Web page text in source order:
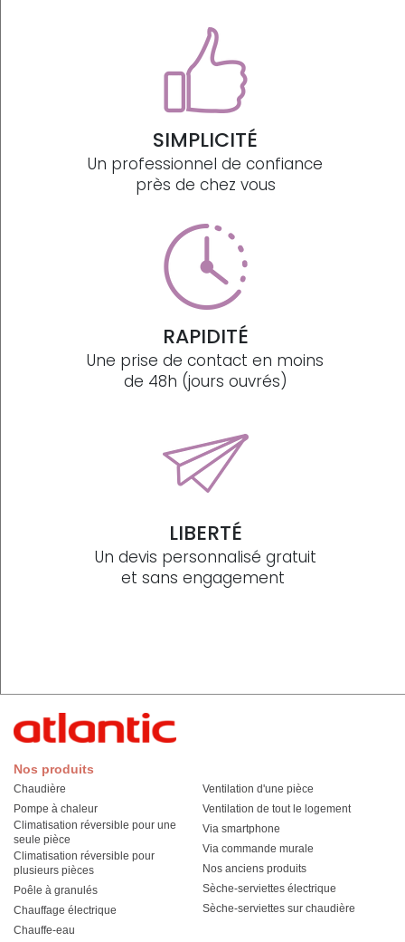
SIMPLICITÉ
Un professionnel de confiance
près de chez vous
RAPIDITÉ
Une prise de contact en moins
de 48h (jours ouvrés)
LIBERTÉ
Un devis personnalisé gratuit
et sans engagement
Nos produits
Chaudière
Pompe à chaleur
Climatisation réversible pour une
seule pièce
Climatisation réversible pour
plusieurs pièces
Poêle à granulés
Chauffage électrique
Chauffe-eau
Ventilation d'une pièce
Ventilation de tout le logement
Via smartphone
Via commande murale
Nos anciens produits
Sèche-serviettes électrique
Sèche-serviettes sur chaudière